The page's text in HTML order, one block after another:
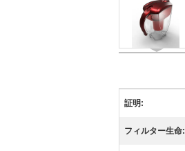
証明:
フィルター生命: